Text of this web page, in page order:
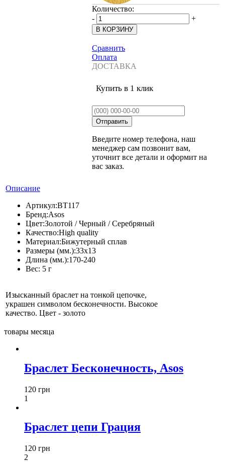
Количество:
-
+
Сравнить
Оплата
ДОСТАВКА
Купить в 1 клик
Введите номер телефона, наш
менеджер сам позвонит вам,
уточнит все детали и оформит на
вас заказ.
Описание
Артикул:BT117
Бренд:Asos
Цвет:Золотой / Черный / Серебряный
Качество:High quality
Материал:Бижутерный сплав
Размеры (мм.):33х13
Длина (мм.):170-240
Вес: 5 г
Изысканный браслет на тонкой цепочке,
украшен символом бесконечности. Высокое
качество. Цвет - золото
товары месяца
Браслет Бесконечность, Asos
120 грн
1
Браслет цепи Грация
120 грн
2